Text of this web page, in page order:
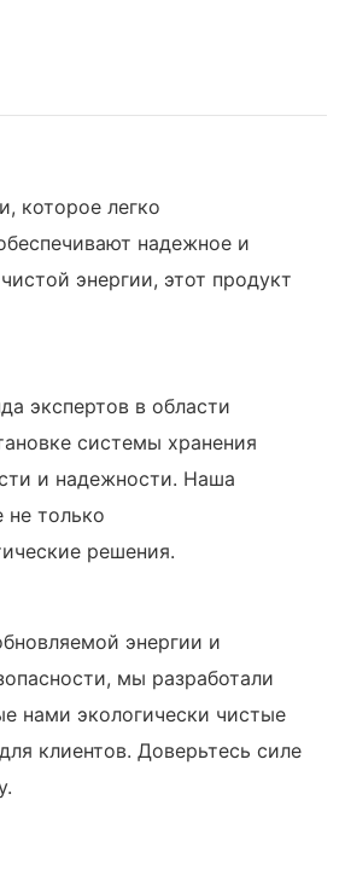
которое легко
надежное и
энергии, этот продукт
экспертов в области
системы хранения
и надежности. Наша
не только
решения.
энергии и
мы разработали
нами экологически чистые
клиентов. Доверьтесь силе